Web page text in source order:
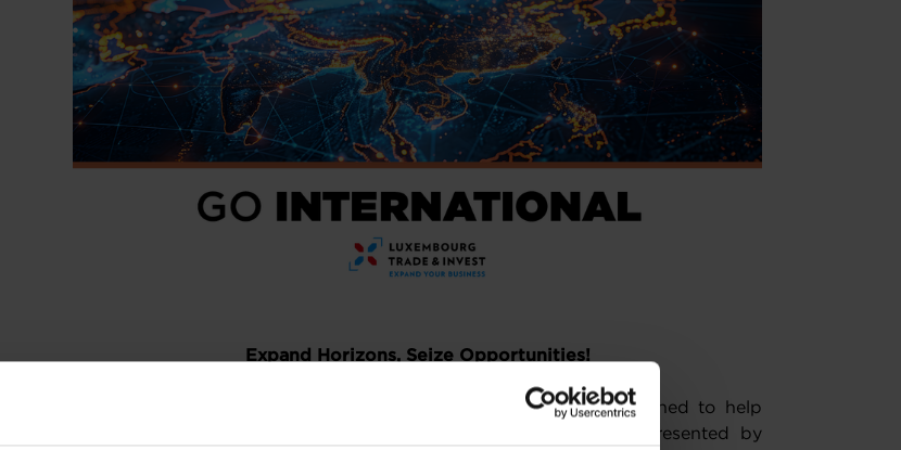
Expand Horizons, Seize Opportunities!
We are excited to unveil our 2025 Foreign Trade Agenda. Designed to help
companies expand internationally, this comprehensive agenda, presented by